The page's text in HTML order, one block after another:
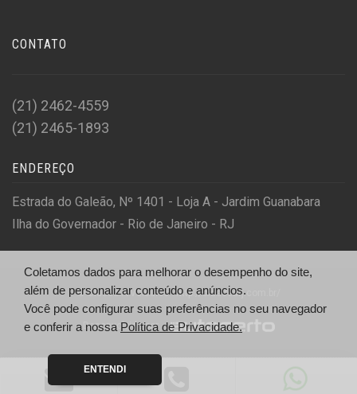
CONTATO
(21) 2462-4559
(21) 2465-1893
ENDEREÇO
Estrada do Galeão, Nº 1401 - Loja A - Jardim Guanabara
Ilha do Governador - Rio de Janeiro - RJ
© Classe A Veículos - http://classearj.com.br/
Desenvolvido por
Coletamos dados para melhorar o desempenho do site,
além de personalizar conteúdo e anúncios.
Você pode configurar suas preferências no seu navegador
e conferir a nossa Política de Privacidade.
ENTENDI